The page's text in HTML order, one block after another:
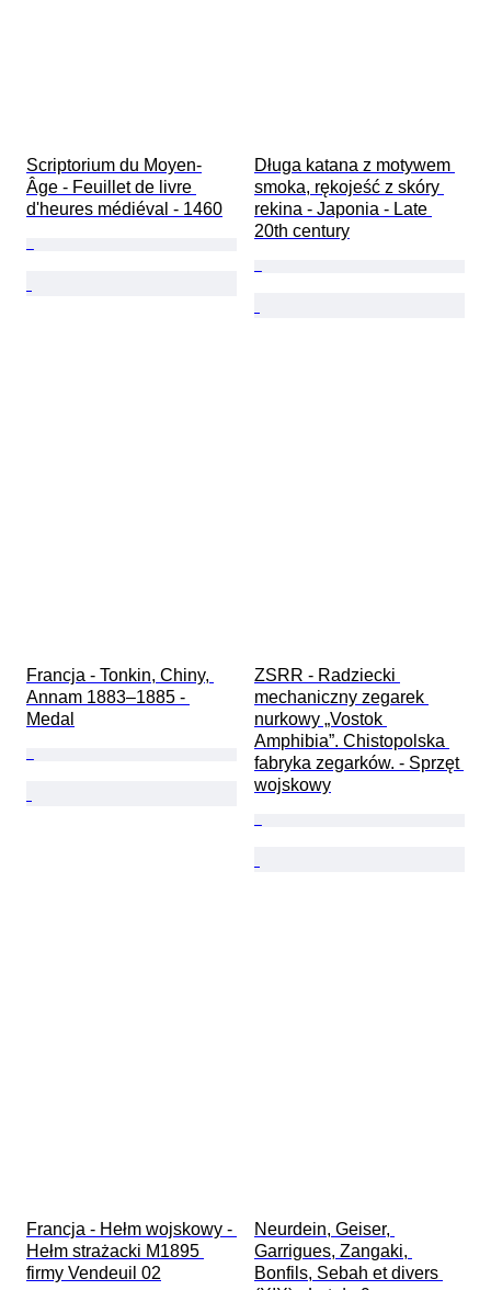
Scriptorium du Moyen-
Âge - Feuillet de livre
d'heures médiéval - 1460
Długa katana z motywem
smoka, rękojeść z skóry
rekina - Japonia - Late
20th century
Francja - Tonkin, Chiny,
Annam 1883–1885 -
Medal
ZSRR - Radziecki
mechaniczny zegarek
nurkowy „Vostok
Amphibia”. Chistopolska
fabryka zegarków. - Sprzęt
wojskowy
Francja - Hełm wojskowy -
Hełm strażacki M1895
firmy Vendeuil 02
Neurdein, Geiser,
Garrigues, Zangaki,
Bonfils, Sebah et divers